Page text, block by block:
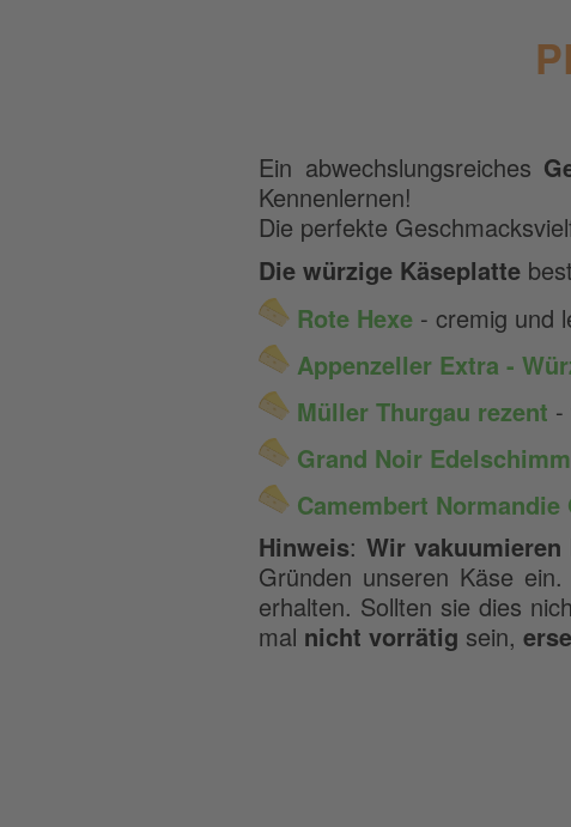
Ein abwechslungsreiches
Kennenlernen!
Die perfekte
Die würzige Käseplatte
Rote Hexe - cremig und
Appenzeller Extra -
Müller Thurgau rezent -
Grand Noir
Camembert Normandie
Hinweis: Wir vakuumieren
Gründen unseren Käse
erhalten. Sollten sie dies
mal nicht vorrätig sein,